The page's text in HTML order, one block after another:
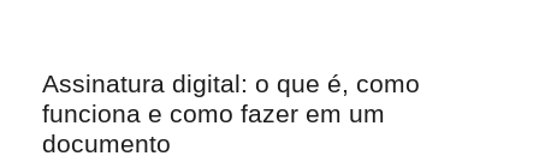
Assinatura digital: o que é, como
funciona e como fazer em um
documento